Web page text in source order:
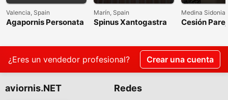
Valencia, Spain
Agapornis Personata
papilleros 629013674
Marín, Spain
Spinus Xantogastra
Medina
Cesión
¿Eres un vendedor profesional? Crear una cuenta
aviornis.NET Redes